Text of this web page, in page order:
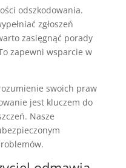
odszkodowania.
zgłoszeń
zasięgnąć porady
zapewni wsparcie w
swoich praw
jest kluczem do
Nasze